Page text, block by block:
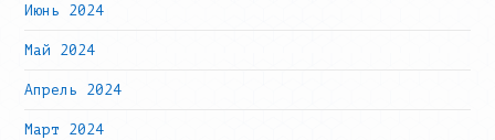
Июнь 2024
Май 2024
Апрель 2024
Март 2024